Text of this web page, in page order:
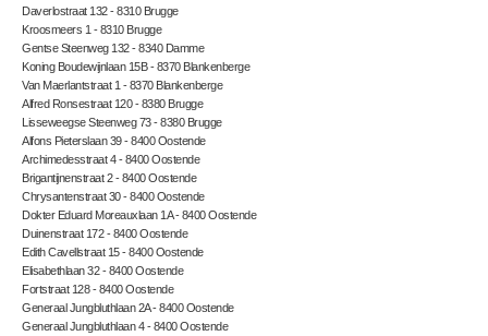
Daverlostraat 132 - 8310 Brugge
Kroosmeers 1 - 8310 Brugge
Gentse Steenweg 132 - 8340 Damme
Koning Boudewijnlaan 15B - 8370 Blankenberge
Van Maerlantstraat 1 - 8370 Blankenberge
Alfred Ronsestraat 120 - 8380 Brugge
Lisseweegse Steenweg 73 - 8380 Brugge
Alfons Pieterslaan 39 - 8400 Oostende
Archimedesstraat 4 - 8400 Oostende
Brigantijnenstraat 2 - 8400 Oostende
Chrysantenstraat 30 - 8400 Oostende
Dokter Eduard Moreauxlaan 1A - 8400 Oostende
Duinenstraat 172 - 8400 Oostende
Edith Cavellstraat 15 - 8400 Oostende
Elisabethlaan 32 - 8400 Oostende
Fortstraat 128 - 8400 Oostende
Generaal Jungbluthlaan 2A - 8400 Oostende
Generaal Jungbluthlaan 4 - 8400 Oostende